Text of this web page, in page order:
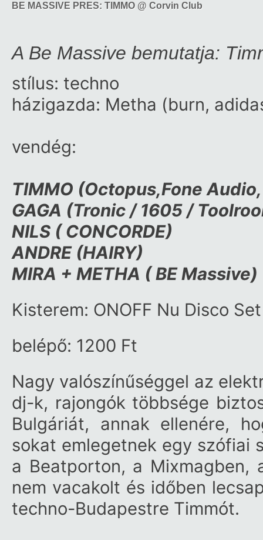
BE MASSIVE PRES: TIMMO @ Corvin Club
A Be Massive bemutatja:
stílus: techno
házigazda: Metha (burn,
vendég:
TIMMO (Octopus,Fone
GAGA (Tronic / 1605 /
NILS ( CONCORDE)
ANDRE (HAIRY)
MIRA + METHA ( BE Massive)
Kisterem: ONOFF Nu Disco Set
belépő: 1200 Ft
Nagy valószínűséggel az
dj-k, rajongók többsége
Bulgáriát, annak ellenére,
sokat emlegetnek egy szófiai
a Beatporton, a Mixmagben,
nem vacakolt és időben
techno-Budapestre Timmót.